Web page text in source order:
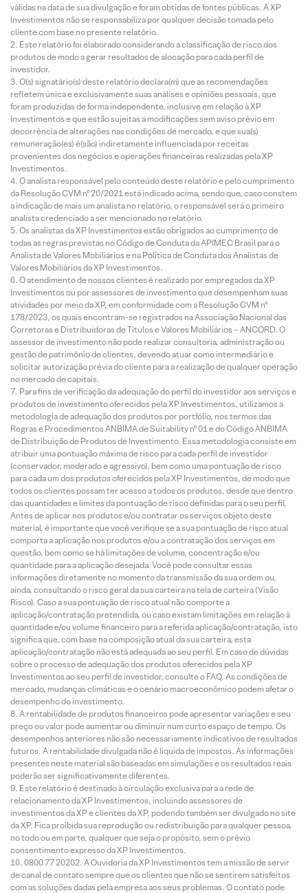
válidas na data de sua divulgação e foram obtidas de fontes públicas. A XP
Investimentos não se responsabiliza por qualquer decisão tomada pelo
cliente com base no presente relatório.
Este relatório foi elaborado considerando a classificação de risco dos
produtos de modo a gerar resultados de alocação para cada perfil de
investidor.
O(s) signatário(s) deste relatório declara(m) que as recomendações
refletem única e exclusivamente suas análises e opiniões pessoais, que
foram produzidas de forma independente, inclusive em relação à XP
Investimentos e que estão sujeitas a modificações sem aviso prévio em
decorrência de alterações nas condições de mercado, e que sua(s)
remuneração(es) é(são) indiretamente influenciada por receitas
provenientes dos negócios e operações financeiras realizadas pela XP
Investimentos.
O analista responsável pelo conteúdo deste relatório e pelo cumprimento
da Resolução CVM nº 20/2021 está indicado acima, sendo que, caso constem
a indicação de mais um analista no relatório, o responsável será o primeiro
analista credenciado a ser mencionado no relatório.
Os analistas da XP Investimentos estão obrigados ao cumprimento de
todas as regras previstas no Código de Conduta da APIMEC Brasil para o
Analista de Valores Mobiliários e na Política de Conduta dos Analistas de
Valores Mobiliários da XP Investimentos.
O atendimento de nossos clientes é realizado por empregados da XP
Investimentos ou por assessores de investimento que desempenham suas
atividades por meio da XP, em conformidade com a Resolução CVM nº
178/2023, os quais encontram-se registrados na Associação Nacional das
Corretoras e Distribuidoras de Títulos e Valores Mobiliários – ANCORD. O
assessor de investimento não pode realizar consultoria, administração ou
gestão de patrimônio de clientes, devendo atuar como intermediário e
solicitar autorização prévia do cliente para a realização de qualquer operação
no mercado de capitais.
Para fins de verificação da adequação do perfil do investidor aos serviços e
produtos de investimento oferecidos pela XP Investimentos, utilizamos a
metodologia de adequação dos produtos por portfólio, nos termos das
Regras e Procedimentos ANBIMA de Suitability nº 01 e do Código ANBIMA
de Distribuição de Produtos de Investimento. Essa metodologia consiste em
atribuir uma pontuação máxima de risco para cada perfil de investidor
(conservador, moderado e agressivo), bem como uma pontuação de risco
para cada um dos produtos oferecidos pela XP Investimentos, de modo que
todos os clientes possam ter acesso a todos os produtos, desde que dentro
das quantidades e limites da pontuação de risco definidas para o seu perfil.
Antes de aplicar nos produtos e/ou contratar os serviços objeto deste
material, é importante que você verifique se a sua pontuação de risco atual
comporta a aplicação nos produtos e/ou a contratação dos serviços em
questão, bem como se há limitações de volume, concentração e/ou
quantidade para a aplicação desejada. Você pode consultar essas
informações diretamente no momento da transmissão da sua ordem ou,
ainda, consultando o risco geral da sua carteira na tela de carteira (Visão
Risco). Caso a sua pontuação de risco atual não comporte a
aplicação/contratação pretendida, ou caso existam limitações em relação à
quantidade e/ou volume financeiro para a referida aplicação/contratação, isto
significa que, com base na composição atual da sua carteira, esta
aplicação/contratação não está adequada ao seu perfil. Em caso de dúvidas
sobre o processo de adequação dos produtos oferecidos pela XP
Investimentos ao seu perfil de investidor, consulte o FAQ. As condições de
mercado, mudanças climáticas e o cenário macroeconômico podem afetar o
desempenho do investimento.
A rentabilidade de produtos financeiros pode apresentar variações e seu
preço ou valor pode aumentar ou diminuir num curto espaço de tempo. Os
desempenhos anteriores não são necessariamente indicativos de resultados
futuros. A rentabilidade divulgada não é líquida de impostos. As informações
presentes neste material são baseadas em simulações e os resultados reais
poderão ser significativamente diferentes.
Este relatório é destinado à circulação exclusiva para a rede de
relacionamento da XP Investimentos, incluindo assessores de
investimentos da XP e clientes da XP, podendo também ser divulgado no site
da XP. Fica proibida sua reprodução ou redistribuição para qualquer pessoa,
no todo ou em parte, qualquer que seja o propósito, sem o prévio
consentimento expresso da XP Investimentos.
0800 77 20202. A Ouvidoria da XP Investimentos tem a missão de servir
de canal de contato sempre que os clientes que não se sentirem satisfeitos
com as soluções dadas pela empresa aos seus problemas. O contato pode